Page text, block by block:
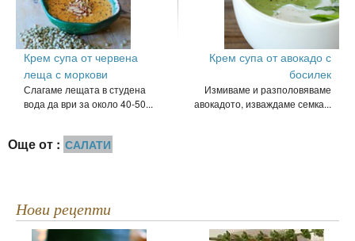
Крем супа от червена
леща с моркови
Слагаме лещата в студена
вода да ври за около 40-50...
Крем супа от авокадо с
босилек
Измиваме и разполовяваме
авокадото, изваждаме семка...
Още от : САЛАТИ
Нови рецепти